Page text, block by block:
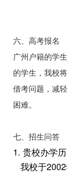
六、高考报名
广州户籍的学
的学生，我校
借考问题，减
困难。
七、招生问答
1. 贵校办学
我校于